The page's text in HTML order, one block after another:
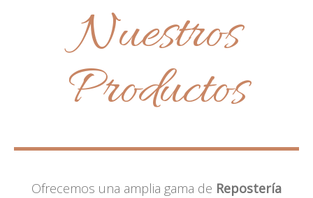
Nuestros
Productos
Ofrecemos una amplia gama de Repostería